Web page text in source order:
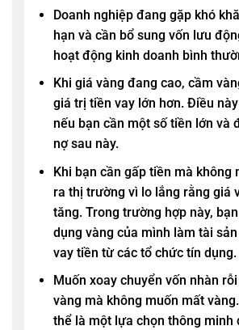
Doanh nghiệp đang gặp khó
hạn và cần bổ sung vốn lưu
hoạt động kinh doanh bình
Khi giá vàng đang cao, cầm
giá trị tiền vay lớn hơn. Điều
nếu bạn cần một số tiền lớn và
nợ sau này.
Khi bạn cần gấp tiền mà không
ra thị trường vì lo lắng rằng giá
tăng. Trong trường hợp này,
dụng vàng của mình làm tài
vay tiền từ các tổ chức tín dụng.
Muốn xoay chuyển vốn nhàn
vàng mà không muốn mất
thể là một lựa chọn thông minh